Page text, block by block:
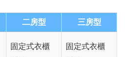
二房型 三房型
固定式衣櫃
固定式衣櫃